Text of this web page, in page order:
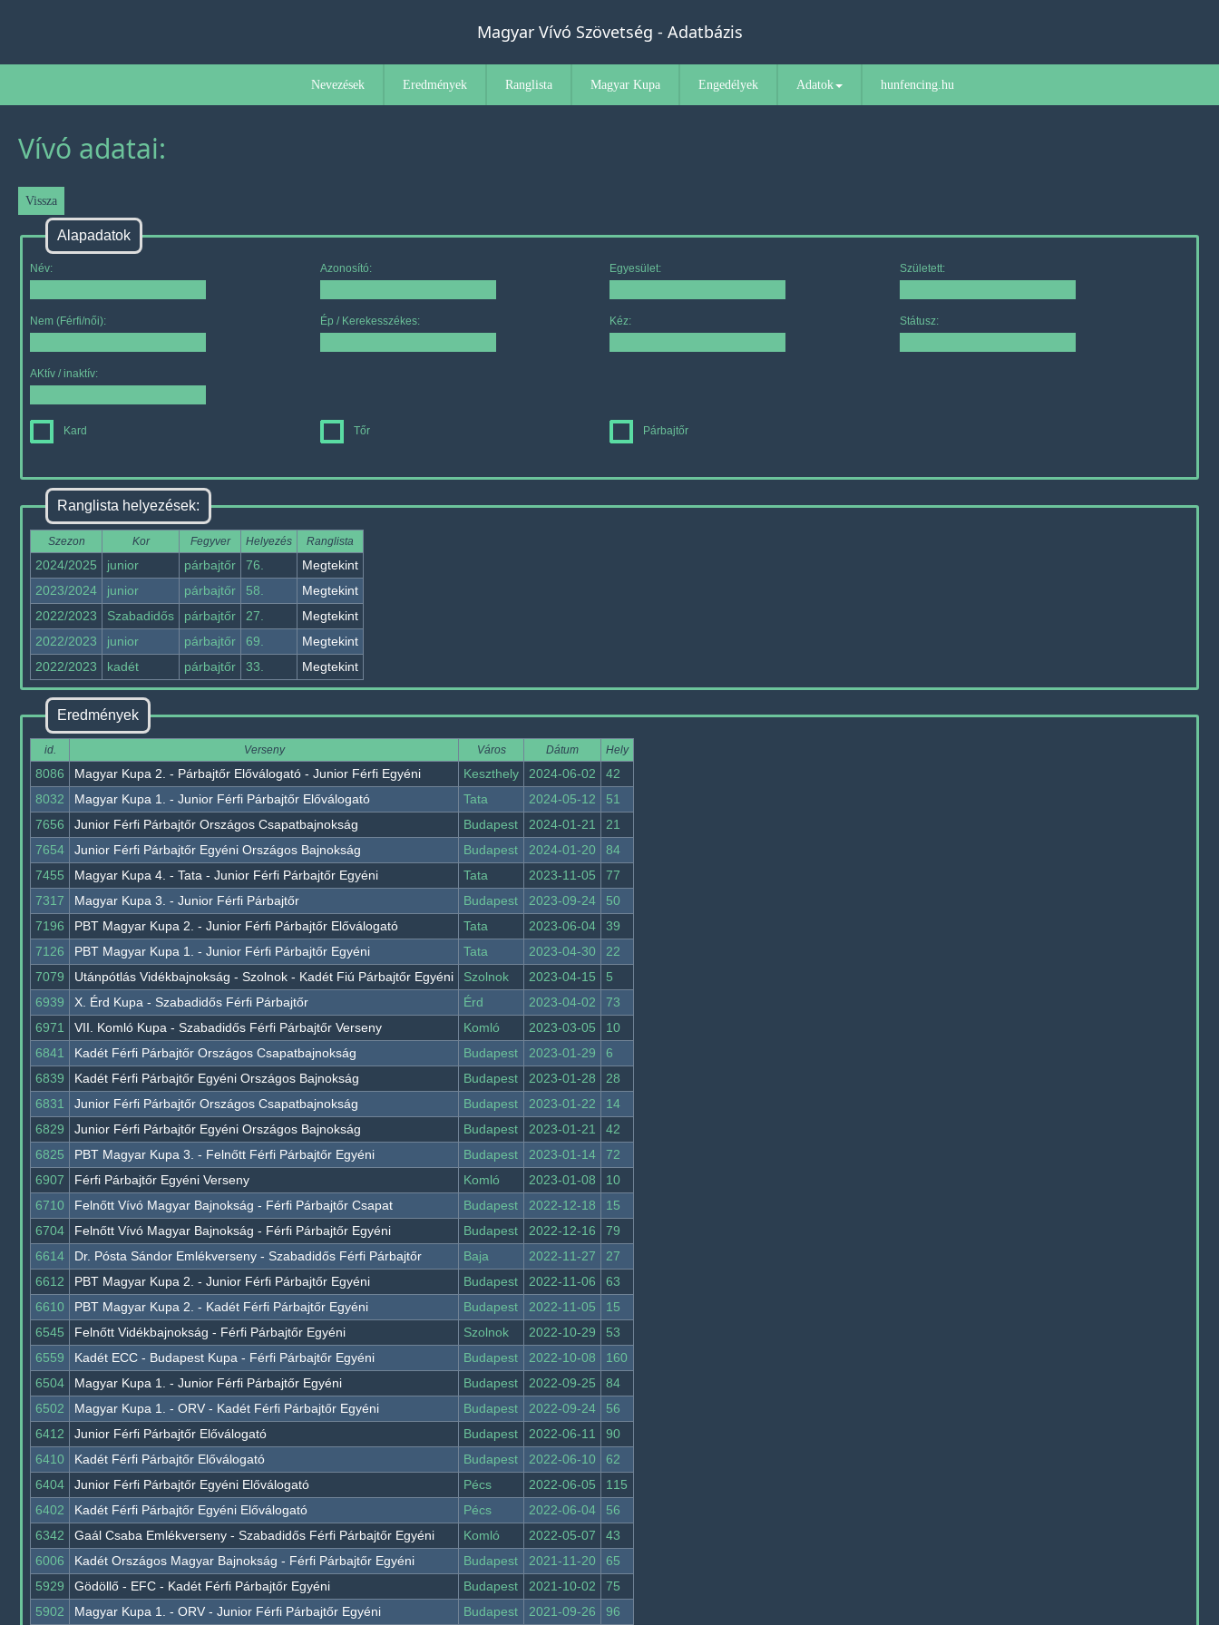
Magyar Vívó Szövetség - Adatbázis
Nevezések Eredmények Ranglista Magyar Kupa Engedélyek Adatok hunfencing.hu
Vívó adatai:
Alapadatok
Név: Azonosító: Egyesület: Született:
Nem (Férfi/női): Ép / Kerekesszékes: Kéz: Státusz:
AKtív / inaktív:
Kard Tőr Párbajtőr
Ranglista helyezések:
Szezon Kor Fegyver Helyezés Ranglista
2024/2025 junior párbajtőr 76.
Megtekint
2023/2024
junior párbajtőr 58.
Megtekint
2022/2023
Szabadidős párbajtőr 27.
Megtekint
2022/2023
junior párbajtőr 69.
Megtekint
2022/2023
kadét párbajtőr 33. Megtekint
Eredmények
id. Verseny Város Dátum Hely
8086 Magyar Kupa 2. - Párbajtőr Előválogató - Junior Férfi Egyéni Keszthely 2024-06-02
42
8032
Magyar Kupa 1. - Junior Férfi Párbajtőr Előválogató Tata 2024-05-12
51
7656
Junior Férfi Párbajtőr Országos Csapatbajnokság Budapest 2024-01-21
21
7654
Junior Férfi Párbajtőr Egyéni Országos Bajnokság Budapest 2024-01-20
84
7455
Magyar Kupa 4. - Tata - Junior Férfi Párbajtőr Egyéni Tata 2023-11-05
77
7317
Magyar Kupa 3. - Junior Férfi Párbajtőr Budapest 2023-09-24
50
7196
PBT Magyar Kupa 2. - Junior Férfi Párbajtőr Előválogató Tata 2023-06-04
39
7126
PBT Magyar Kupa 1. - Junior Férfi Párbajtőr Egyéni Tata 2023-04-30
22
7079
Utánpótlás Vidékbajnokság - Szolnok - Kadét Fiú Párbajtőr Egyéni Szolnok 2023-04-15
5
6939
X. Érd Kupa - Szabadidős Férfi Párbajtőr Érd 2023-04-02
73
6971
VII. Komló Kupa - Szabadidős Férfi Párbajtőr Verseny Komló 2023-03-05
10
6841
Kadét Férfi Párbajtőr Országos Csapatbajnokság Budapest 2023-01-29
6
6839
Kadét Férfi Párbajtőr Egyéni Országos Bajnokság Budapest 2023-01-28
28
6831
Junior Férfi Párbajtőr Országos Csapatbajnokság Budapest 2023-01-22
14
6829
Junior Férfi Párbajtőr Egyéni Országos Bajnokság Budapest 2023-01-21
42
6825
PBT Magyar Kupa 3. - Felnőtt Férfi Párbajtőr Egyéni Budapest 2023-01-14
72
6907
Férfi Párbajtőr Egyéni Verseny Komló 2023-01-08
10
6710
Felnőtt Vívó Magyar Bajnokság - Férfi Párbajtőr Csapat Budapest 2022-12-18
15
6704
Felnőtt Vívó Magyar Bajnokság - Férfi Párbajtőr Egyéni Budapest 2022-12-16
79
6614
Dr. Pósta Sándor Emlékverseny - Szabadidős Férfi Párbajtőr Baja 2022-11-27
27
6612
PBT Magyar Kupa 2. - Junior Férfi Párbajtőr Egyéni Budapest 2022-11-06
63
6610
PBT Magyar Kupa 2. - Kadét Férfi Párbajtőr Egyéni Budapest 2022-11-05
15
6545
Felnőtt Vidékbajnokság - Férfi Párbajtőr Egyéni Szolnok 2022-10-29
53
6559
Kadét ECC - Budapest Kupa - Férfi Párbajtőr Egyéni Budapest 2022-10-08
160
6504
Magyar Kupa 1. - Junior Férfi Párbajtőr Egyéni Budapest 2022-09-25
84
6502
Magyar Kupa 1. - ORV - Kadét Férfi Párbajtőr Egyéni Budapest 2022-09-24
56
6412
Junior Férfi Párbajtőr Előválogató Budapest 2022-06-11
90
6410
Kadét Férfi Párbajtőr Előválogató Budapest 2022-06-10
62
6404
Junior Férfi Párbajtőr Egyéni Előválogató Pécs 2022-06-05
115
6402
Kadét Férfi Párbajtőr Egyéni Előválogató Pécs 2022-06-04
56
6342
Gaál Csaba Emlékverseny - Szabadidős Férfi Párbajtőr Egyéni Komló 2022-05-07
43
6006
Kadét Országos Magyar Bajnokság - Férfi Párbajtőr Egyéni Budapest 2021-11-20
65
5929
Gödöllő - EFC - Kadét Férfi Párbajtőr Egyéni Budapest 2021-10-02
75
5902
Magyar Kupa 1. - ORV - Junior Férfi Párbajtőr Egyéni Budapest 2021-09-26 96